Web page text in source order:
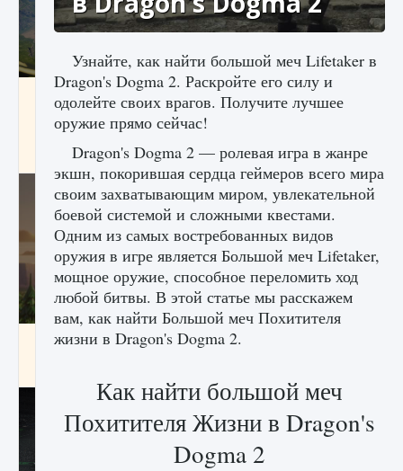
Как исправить ошибку Palworld «Идет
сохранение мира — Невозможно начать
сохранение данных мира»
9 августа 2024 2 511 0 0
Как заработать медали лиги Clash of Clans
Узнайте, как найти большой меч Lifetaker в
Dragon's Dogma 2. Раскройте его силу и
одолейте своих врагов. Получите лучшее
оружие прямо сейчас!
Dragon's Dogma 2 — ролевая игра в жанре
экшн, покорившая сердца геймеров всего мира
своим захватывающим миром, увлекательной
боевой системой и сложными квестами.
Одним из самых востребованных видов
оружия в игре является Большой меч Lifetaker,
мощное оружие, способное переломить ход
любой битвы. В этой статье мы расскажем
вам, как найти Большой меч Похитителя
жизни в Dragon's Dogma 2.
Как найти большой меч
Похитителя Жизни в Dragon's
Dogma 2